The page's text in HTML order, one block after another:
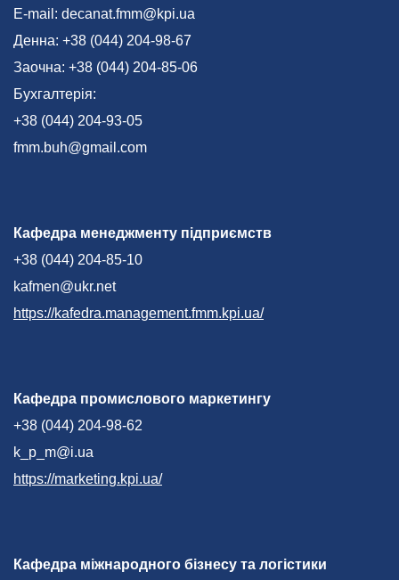
E-mail: decanat.fmm@kpi.ua
Денна: +38 (044) 204-98-67
Заочна: +38 (044) 204-85-06
Бухгалтерія:
+38 (044) 204-93-05
fmm.buh@gmail.com
Кафедра менеджменту підприємств
+38 (044) 204-85-10
kafmen@ukr.net
https://kafedra.management.fmm.kpi.ua/
Кафедра промислового маркетингу
+38 (044) 204-98-62
k_p_m@i.ua
https://marketing.kpi.ua/
Кафедра міжнародного бізнесу та логістики